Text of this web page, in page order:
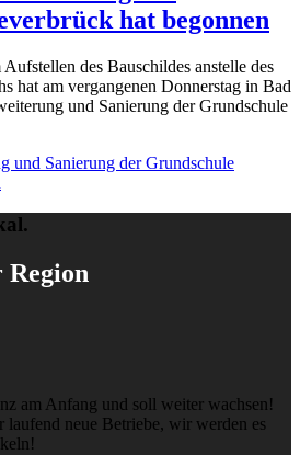
hat begonnen
des Bauschildes anstelle des
hat am vergangenen Donnerstag in Bad
und Sanierung der Grundschule
und Sanierung der Grundschule
Region
am Anfang und soll weiter wachsen!
laufend neue Betriebe, wir werden es